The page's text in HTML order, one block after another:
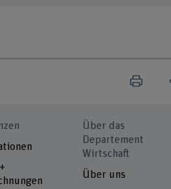
Über das
Departement
Wirtschaft
Über uns